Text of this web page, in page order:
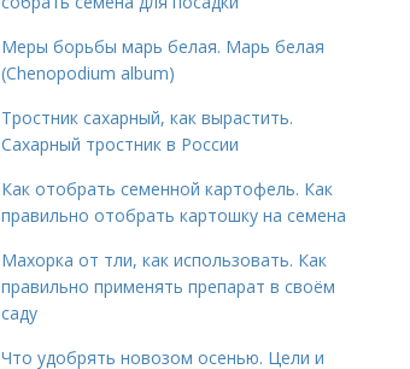
Меры борьбы марь белая. Марь белая
(Chenopodium album)
Тростник сахарный, как вырастить.
Сахарный тростник в России
Как отобрать семенной картофель. Как
правильно отобрать картошку на семена
Махорка от тли, как использовать. Как
правильно применять препарат в своём
саду
Что удобрять новозом осенью. Цели и